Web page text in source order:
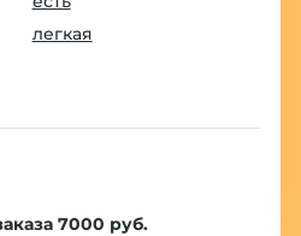
легкая
7000 руб.